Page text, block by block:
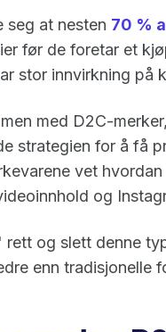
seg at nesten 70 %
før de foretar et
stor innvirkning på
med D2C-
strategien for å få
vet
og
og slett denne
enn tradisjonelle